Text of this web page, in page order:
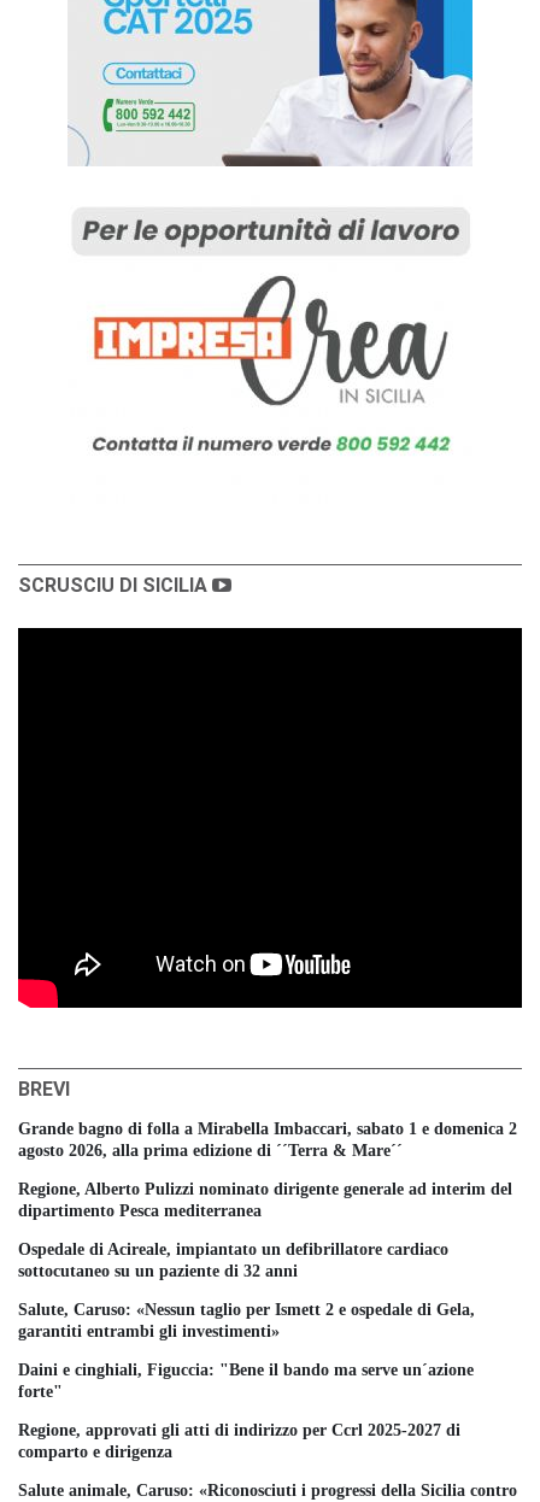
SCRUSCIU DI SICILIA
BREVI
Grande bagno di folla a Mirabella Imbaccari, sabato 1 e domenica 2
agosto 2026, alla prima edizione di ´´Terra & Mare´´
Regione, Alberto Pulizzi nominato dirigente generale ad interim del
dipartimento Pesca mediterranea
Ospedale di Acireale, impiantato un defibrillatore cardiaco
sottocutaneo su un paziente di 32 anni
Salute, Caruso: «Nessun taglio per Ismett 2 e ospedale di Gela,
garantiti entrambi gli investimenti»
Daini e cinghiali, Figuccia: "Bene il bando ma serve un´azione
forte"
Regione, approvati gli atti di indirizzo per Ccrl 2025-2027 di
comparto e dirigenza
Salute animale, Caruso: «Riconosciuti i progressi della Sicilia contro